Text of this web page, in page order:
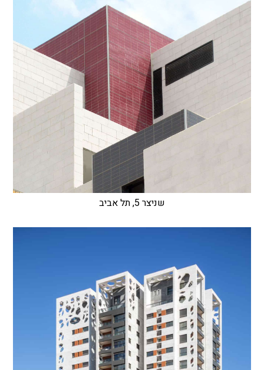
שניצר 5, תל אביב